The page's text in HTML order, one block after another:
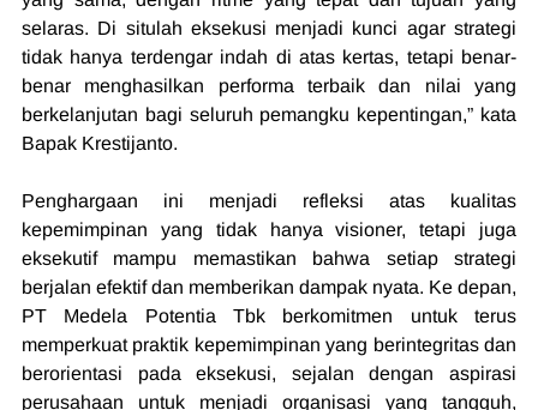
selaras. Di situlah eksekusi menjadi kunci agar strategi
tidak hanya terdengar indah di atas kertas, tetapi benar-
benar menghasilkan performa terbaik dan nilai yang
berkelanjutan bagi seluruh pemangku kepentingan,” kata
Bapak Krestijanto.
Penghargaan ini menjadi refleksi atas kualitas
kepemimpinan yang tidak hanya visioner, tetapi juga
eksekutif mampu memastikan bahwa setiap strategi
berjalan efektif dan memberikan dampak nyata. Ke depan,
PT Medela Potentia Tbk berkomitmen untuk terus
memperkuat praktik kepemimpinan yang berintegritas dan
berorientasi pada eksekusi, sejalan dengan aspirasi
perusahaan untuk menjadi organisasi yang tangguh,